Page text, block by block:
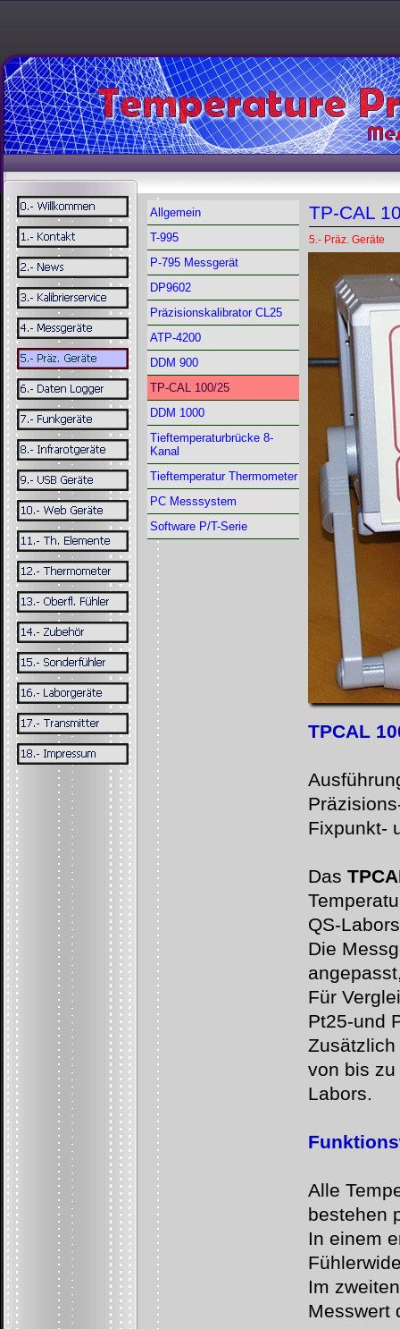
Allgemein
T-995
P-795 Messgerät
DP9602
Präzisionskalibrator CL25
ATP-4200
DDM 900
TP-CAL 100/25
DDM 1000
Tieftemperaturbrücke 8-
Kanal
Tieftemperatur Thermometer
PC Messsystem
Software P/T-Serie
TP-CAL
5.- Präz. Geräte
TPCAL
Fixpunkt-
Das
QS-
Die
Für
Pt25-und
von bis
Labors.
Alle
bestehen
In einem
Im
Messwert